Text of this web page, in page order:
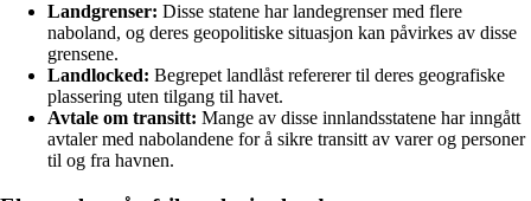
Landgrenser: Disse statene har landegrenser med flere
naboland, og deres geopolitiske situasjon kan påvirkes av disse
grensene.
Landlocked: Begrepet landlåst refererer til deres geografiske
plassering uten tilgang til havet.
Avtale om transitt: Mange av disse innlandsstatene har inngått
avtaler med nabolandene for å sikre transitt av varer og personer
til og fra havnen.